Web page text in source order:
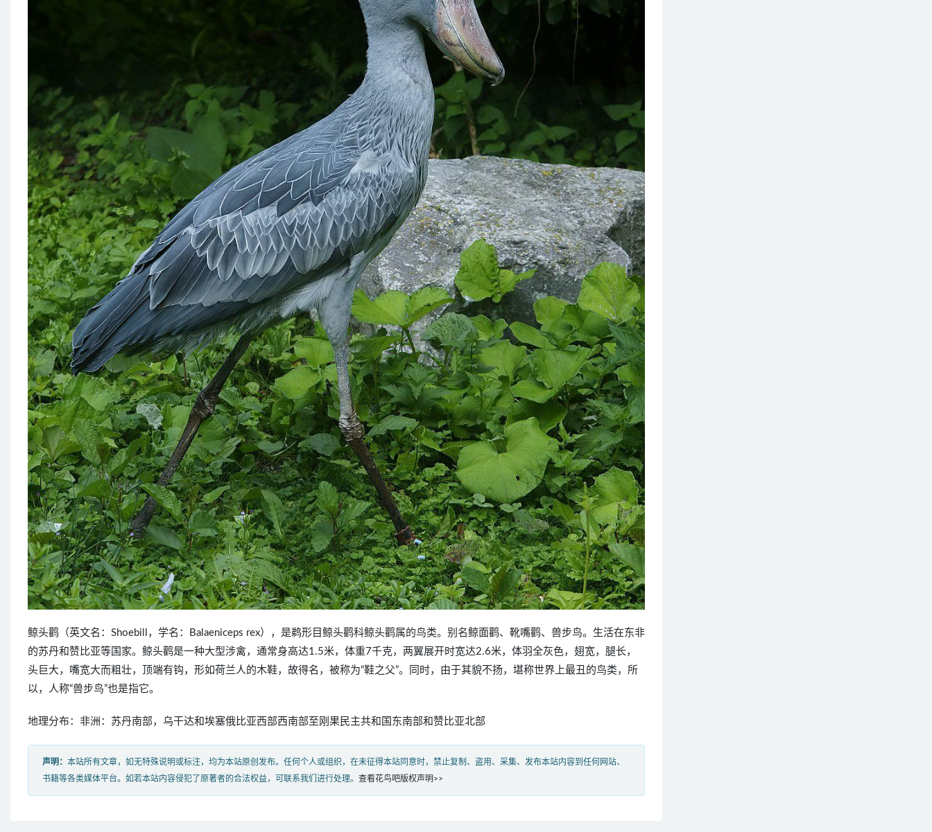
鲸头鹳（英文名：Shoebill，学名：Balaeniceps rex），是鹈形目鲸头鹳科鲸头鹳属的鸟类。别名鲸面鹳、靴嘴鹳、兽步鸟。生活在东非
的苏丹和赞比亚等国家。鲸头鹳是一种大型涉禽，通常身高达1.5米，体重7千克，两翼展开时宽达2.6米，体羽全灰色，翅宽，腿长，
头巨大，嘴宽大而粗壮，顶端有钩，形如荷兰人的木鞋，故得名，被称为“鞋之父”。同时，由于其貌不扬，堪称世界上最丑的鸟类，所
以，人称“兽步鸟”也是指它。
地理分布：非洲：苏丹南部，乌干达和埃塞俄比亚西部西南部至刚果民主共和国东南部和赞比亚北部
声明： 本站所有文章，如无特殊说明或标注，均为本站原创发布。任何个人或组织，在未征得本站同意时，禁止复制、盗用、采集、发布本站内容到任何网站、
书籍等各类媒体平台。如若本站内容侵犯了原著者的合法权益，可联系我们进行处理。 查看花鸟吧版权声明>>